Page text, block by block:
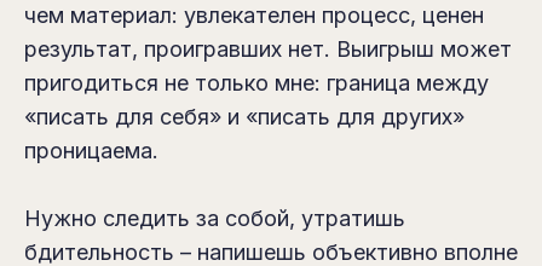
чем материал: увлекателен процесс, ценен
результат, проигравших нет. Выигрыш может
пригодиться не только мне: граница между
«писать для себя» и «писать для других»
проницаема.
Нужно следить за собой, утратишь
бдительность – напишешь объективно вполне